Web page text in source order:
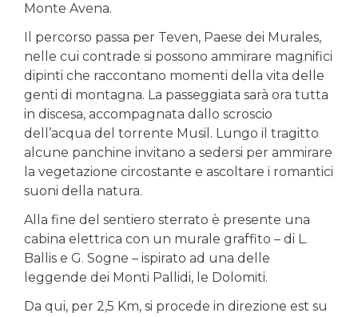
Monte Avena.
Il percorso passa per Teven, Paese dei Murales,
nelle cui contrade si possono ammirare magnifici
dipinti che raccontano momenti della vita delle
genti di montagna. La passeggiata sarà ora tutta
in discesa, accompagnata dallo scroscio
dell’acqua del torrente Musil. Lungo il tragitto
alcune panchine invitano a sedersi per ammirare
la vegetazione circostante e ascoltare i romantici
suoni della natura.
Alla fine del sentiero sterrato è presente una
cabina elettrica con un murale graffito – di L.
Ballis e G. Sogne – ispirato ad una delle
leggende dei Monti Pallidi, le Dolomiti.
Da qui, per 2,5 Km, si procede in direzione est su